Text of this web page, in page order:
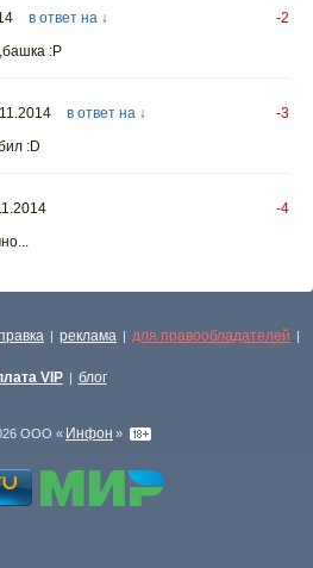
в ответ на ↓
-2
:Р
в ответ на ↓
-3
:D
-4
| реклама | для правообладателей |
VIP | блог
ООО « Инфон »